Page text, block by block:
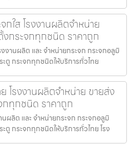
กใส โรงงานผลิตจำหน่าย
งกระจกทุกชนิด ราคาถูก
งานผลิต และ จำหน่ายกระจก กระจกอลูมิ
ตู กระจกทุกชนิดให้บริการทั่วไทย
โรงงานผลิตจำหน่าย ขายส่ง
กทุกชนิด ราคาถูก
ผลิต และ จำหน่ายกระจก กระจกอลูมิ
ตู กระจกทุกชนิดให้บริการทั่วไทย โรง